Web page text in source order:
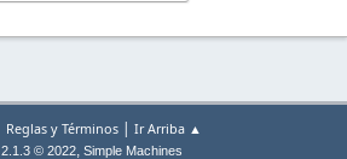
Reglas y Términos | Ir Arriba ▲
© 2022, Simple Machines